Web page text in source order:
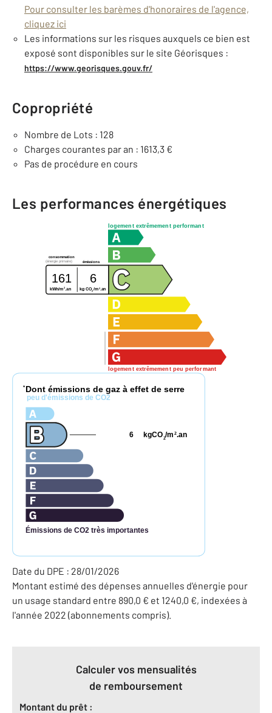
Pour consulter les barèmes d'honoraires de l'agence,
cliquez ici
Les informations sur les risques auxquels ce bien est
exposé sont disponibles sur le site Géorisques :
https://www.georisques.gouv.fr/
Copropriété
Nombre de Lots : 128
Charges courantes par an : 1613,3 €
Pas de procédure en cours
Les performances énergétiques
logement extrêmement performant
logement extrêmement peu performant
consommation
émissions
(énergie primaire)
161 6
kWh/m 2 .an kg CO2/m2.an
* Dont émissions de gaz à effet de serre
peu d'émissions de CO2
Émissions de CO2 très importantes
kgCO2/m 2.an
6
Date du DPE : 28/01/2026
Montant estimé des dépenses annuelles d'énergie pour
un usage standard entre 890,0 € et 1240,0 €, indexées à
l'année 2022 (abonnements compris).
Calculer vos mensualités
de remboursement
Montant du prêt :